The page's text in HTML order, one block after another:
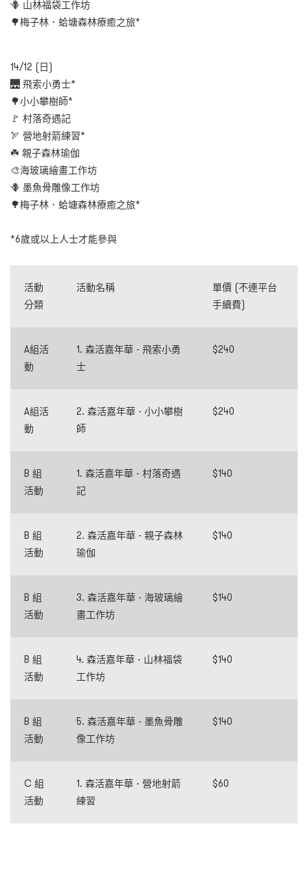
🪻 山林福袋工作坊
🌳梅子林．蛤塘森林療癒之旅*
14/12 (日)
🌉 飛索小勇士*
🌳小小攀樹師*
🚩 村落奇遇記
🏹 營地射箭練習*
☘️ 親子森林瑜伽
🎨海玻璃繪畫工作坊
🪻 墨魚骨雕像工作坊
🌳梅子林．蛤塘森林療癒之旅*
*6歲或以上人士才能參與
活動
分類
活動名稱
單價 (不連平台
手續費)
A組活
動
1. 森活嘉年華 - 飛索小勇
士
$240
A組活
動
2. 森活嘉年華 - 小小攀樹
師
$240
B 組
活動
1. 森活嘉年華 - 村落奇遇
記
$140
B 組
活動
2. 森活嘉年華 - 親子森林
瑜伽
$140
B 組
活動
3. 森活嘉年華 - 海玻璃繪
畫工作坊
$140
B 組
活動
4. 森活嘉年華 - 山林福袋
工作坊
$140
B 組
活動
5. 森活嘉年華 - 墨魚骨雕
像工作坊
$140
C 組
活動
1. 森活嘉年華 - 營地射箭
練習
$60